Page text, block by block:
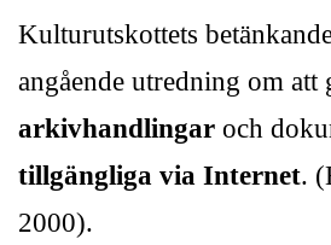
Kulturutskottets
angående utredning om att
arkivhandlingar och
tillgängliga via Internet.
2000).